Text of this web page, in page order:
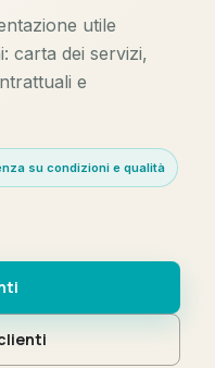
utile
carta dei servizi,
e
su condizioni e qualità